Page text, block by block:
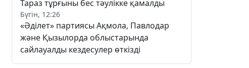
Тараз тұрғыны бес тәулікке қамалды
Бүгін, 12:26
«Әділет» партиясы Ақмола, Павлодар
және Қызылорда облыстарында
сайлауалды кездесулер өткізді